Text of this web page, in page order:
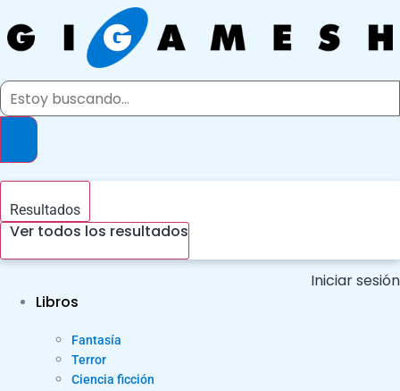
al
contenido
Search
Resultados
Ver todos los resultados
Iniciar sesión
Libros
Fantasía
Terror
Ciencia ficción